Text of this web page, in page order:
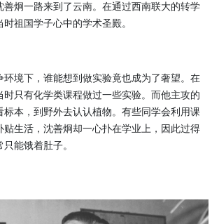
善炯一路来到了云南。在通过西南联大的转学
祖国学子心中的学术圣殿。
境下，谁能想到做实验竟也成为了奢望。在
时只有化学类课程做过一些实验。而他主攻的
标本，到野外去认认植物。有些同学会利用课
贴生活，沈善炯却一心扑在学业上，因此过得
能饿着肚子。